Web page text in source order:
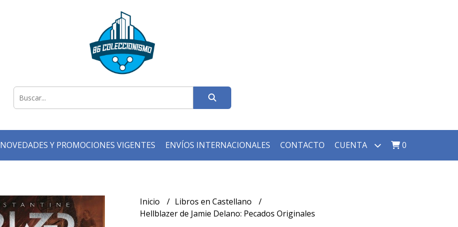
NOVEDADES Y PROMOCIONES VIGENTES ENVÍOS INTERNACIONALES CONTACTO CUENTA 0
Inicio
Libros en Castellano
Hellblazer de Jamie Delano: Pecados Originales